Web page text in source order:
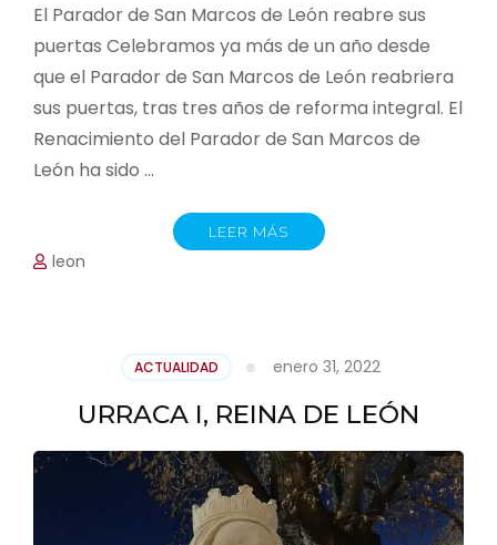
El Parador de San Marcos de León reabre sus
puertas Celebramos ya más de un año desde
que el Parador de San Marcos de León reabriera
sus puertas, tras tres años de reforma integral. El
Renacimiento del Parador de San Marcos de
León ha sido …
LEER MÁS
leon
ACTUALIDAD enero 31, 2022
URRACA I, REINA DE LEÓN